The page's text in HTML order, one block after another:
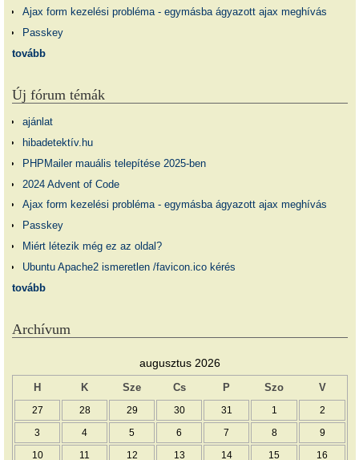
Ajax form kezelési probléma - egymásba ágyazott ajax meghívás
Passkey
tovább
Új fórum témák
ajánlat
hibadetektív.hu
PHPMailer mauális telepítése 2025-ben
2024 Advent of Code
Ajax form kezelési probléma - egymásba ágyazott ajax meghívás
Passkey
Miért létezik még ez az oldal?
Ubuntu Apache2 ismeretlen /favicon.ico kérés
tovább
Archívum
augusztus 2026
H K Sze Cs P Szo V
27 28 29 30 31 1 2
3 4 5 6 7 8 9
10 11 12 13 14 15 16